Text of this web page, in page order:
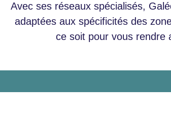
Avec ses réseaux spécialisés,
adaptées aux spécificités des
ce soit pour vous rendre